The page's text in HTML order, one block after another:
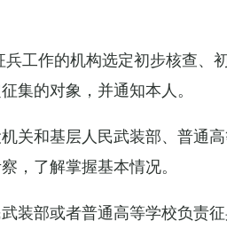
工作的机构选定初步核查、
集的对象，并通知本人。
关和基层人民武装部、普通
，了解掌握基本情况。
装部或者普通高等学校负责